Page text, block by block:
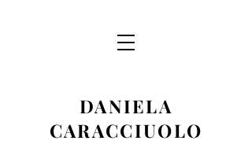
DANIELA
CARACCIUOLO